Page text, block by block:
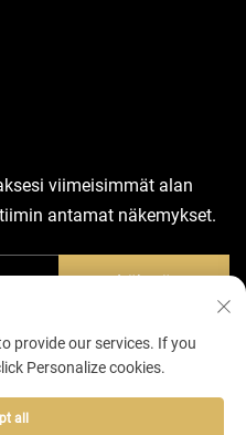
viimeisimmät alan
antamat näkemykset.
Lähetä
provide our services. If you
Personalize cookies.
all